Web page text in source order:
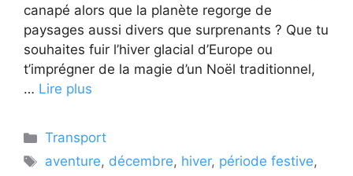
canapé alors que la planète regorge de
paysages aussi divers que surprenants ? Que tu
souhaites fuir l’hiver glacial d’Europe ou
t’imprégner de la magie d’un Noël traditionnel,
… Lire plus
Catégories
Transport
Étiquettes
aventure, décembre, hiver, période festive,